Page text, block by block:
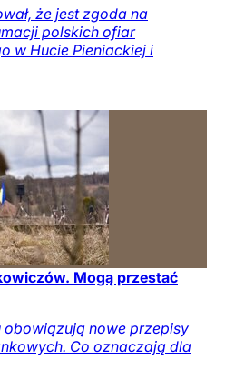
że jest zgoda na
polskich ofiar
w Hucie Pieniackiej i
Mogą przestać
obowiązują nowe przepisy
Co oznaczają dla